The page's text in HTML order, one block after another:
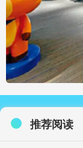
推荐阅读